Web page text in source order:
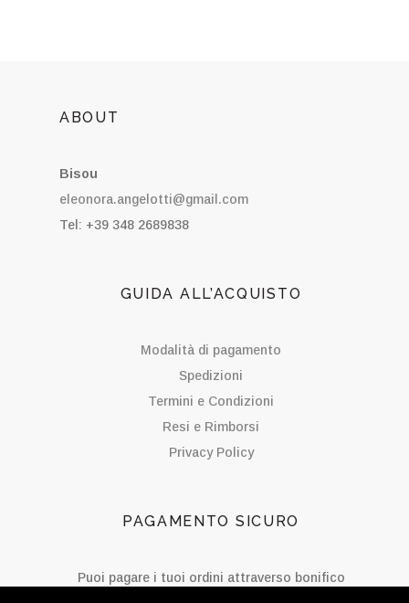
ABOUT
Bisou
eleonora.angelotti@gmail.com
Tel: +39 348 2689838
GUIDA ALL’ACQUISTO
Modalità di pagamento
Spedizioni
Termini e Condizioni
Resi e Rimborsi
Privacy Policy
PAGAMENTO SICURO
Puoi pagare i tuoi ordini attraverso bonifico